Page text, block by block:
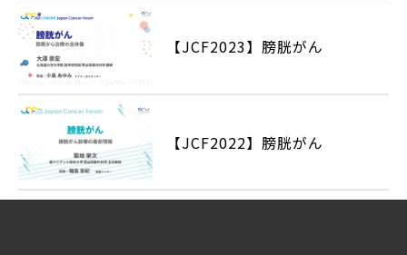
【JCF2023】膀胱がん
【JCF2022】膀胱がん